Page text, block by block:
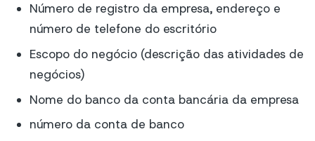
Número de registro da empresa, endereço e
número de telefone do escritório
Escopo do negócio (descrição das atividades de
negócios)
Nome do banco da conta bancária da empresa
número da conta de banco